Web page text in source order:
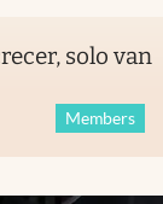
solo van
Members